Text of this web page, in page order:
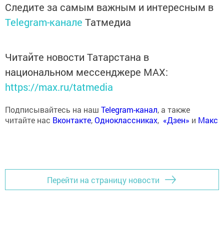
Следите за самым важным и интересным в
Telegram-канале Татмедиа
Читайте новости Татарстана в
национальном мессенджере MАХ:
https://max.ru/tatmedia
Подписывайтесь на наш Telegram-канал, а также
читайте нас Вконтакте,Одноклассниках, «Дзен» и Макс
Перейти на страницу новости